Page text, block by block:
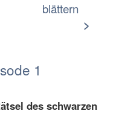
blättern
>
1
des schwarzen